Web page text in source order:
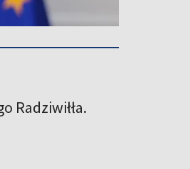
Radziwiłła.